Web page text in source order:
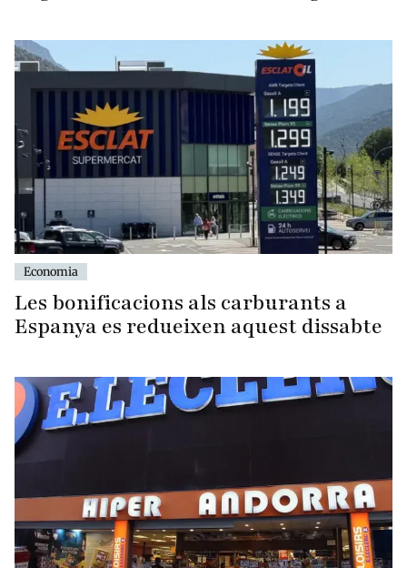
Economia
Les bonificacions als carburants a
Espanya es redueixen aquest dissabte